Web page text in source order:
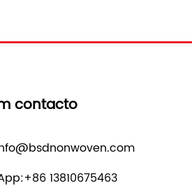
contacto
13810675463